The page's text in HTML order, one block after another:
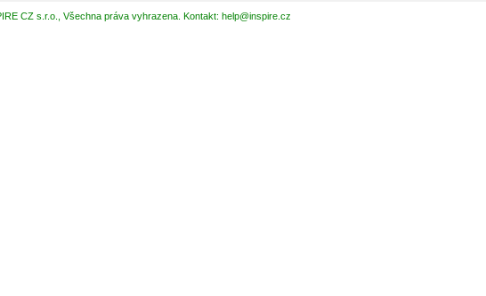
CZ s.r.o., Všechna práva vyhrazena. Kontakt: help@inspire.cz